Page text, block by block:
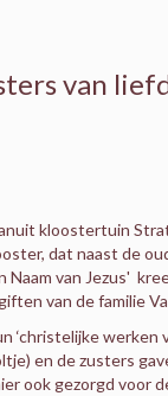
van
kloostertuin
dat naast de
van Jezus'
van de familie
‘christelijke werken
en de zusters
ook gezorgd voor